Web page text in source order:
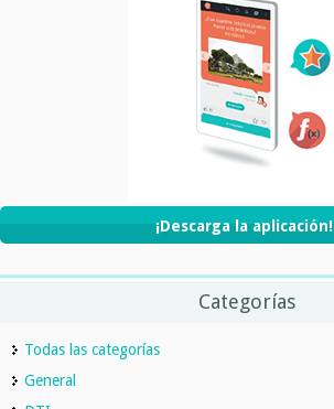
¡Descarga la aplicación!
Categorías
Todas las categorías
General